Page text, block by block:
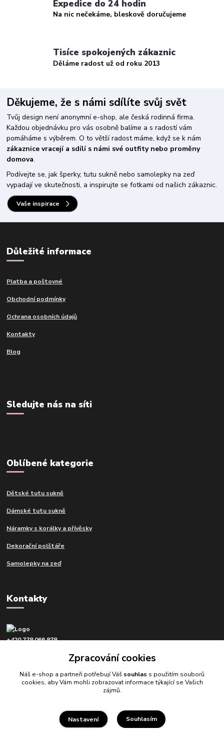
Expedice do 24 hodin
Na nic nečekáme, bleskově doručujeme
Tisíce spokojených zákaznic
Děláme radost už od roku 2013
Děkujeme, že s námi sdílíte svůj svět
Tvůj design není anonymní e-shop, ale česká rodinná firma.
Každou objednávku pro vás osobně balíme a s radostí vám
pomáháme s výběrem. O to větší radost máme, když se k nám
zákaznice vracejí a sdílí s námi své outfity nebo proměny
domova.
Podívejte se, jak šperky, tutu sukně nebo samolepky na zeď
vypadají ve skutečnosti, a inspirujte se fotkami od našich zákaznic.
Vaše inspirace
Důležité informace
Platba a poštovné
Obchodní podmínky
Ochrana osobních údajů
Kontakty
Blog
Sledujte nás na síti
Oblíbené kategorie
Dětské tutu sukně
Dámské tutu sukně
Náramky s korálky a přívěsky
Dekorační polštáře
Samolepky na zeď
Kontakty
+420 778 066 878
Zpracování cookies
Náš e-shop a partneři potřebují Váš souhlas s použitím souborů
cookies, aby Vám mohli zobrazovat informace týkající se Vašich
zájmů.
Nastavení Souhlasím